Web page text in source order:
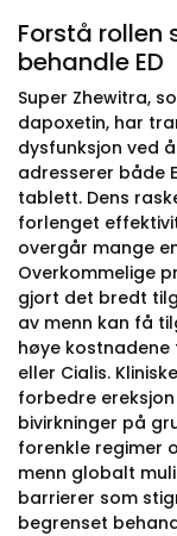
Forstå rollen
behandle ED
Super Zhewitra,
dapoxetin, har
dysfunksjon ved
adresserer både
tablett. Dens
forlenget
overgår mange
Overkommelige
gjort det bredt
av menn kan få
høye kostnadene
eller Cialis.
forbedre
bivirkninger på
forenkle regimer
menn globalt
barrierer som
begrenset